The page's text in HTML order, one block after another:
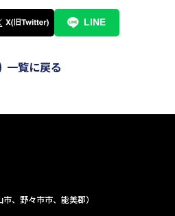
一覧に戻る
、野々市市、能美郡）